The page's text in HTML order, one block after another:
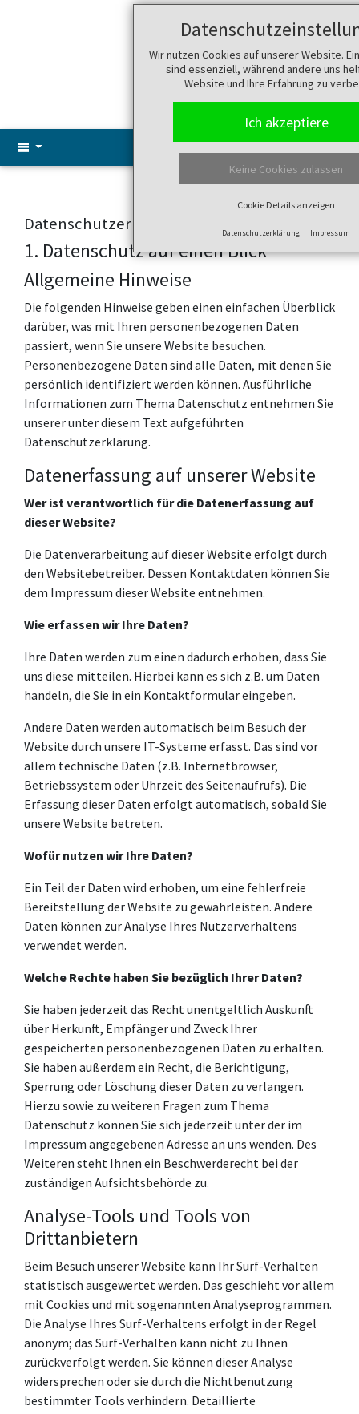
Wir nutzen Cookies auf unserer Website.
sind essenziell, während andere uns
Website und Ihre Erfahrung zu
Ich akzeptiere
Keine Cookies zulassen
Cookie Details anzeigen
Datenschutzerklärung Impressum
SucheMenü
Datenschutzerklärung
1. Datenschutz auf einen Blick
Allgemeine Hinweise
Die folgenden Hinweise geben einen einfachen Überblick
darüber, was mit Ihren personenbezogenen Daten
passiert, wenn Sie unsere Website besuchen.
Personenbezogene Daten sind alle Daten, mit denen Sie
persönlich identifiziert werden können. Ausführliche
Informationen zum Thema Datenschutz entnehmen Sie
unserer unter diesem Text aufgeführten
Datenschutzerklärung.
Datenerfassung auf unserer Website
Wer ist verantwortlich für die Datenerfassung auf
dieser Website?
Die Datenverarbeitung auf dieser Website erfolgt durch
den Websitebetreiber. Dessen Kontaktdaten können Sie
dem Impressum dieser Website entnehmen.
Wie erfassen wir Ihre Daten?
Ihre Daten werden zum einen dadurch erhoben, dass Sie
uns diese mitteilen. Hierbei kann es sich z.B. um Daten
handeln, die Sie in ein Kontaktformular eingeben.
Andere Daten werden automatisch beim Besuch der
Website durch unsere IT-Systeme erfasst. Das sind vor
allem technische Daten (z.B. Internetbrowser,
Betriebssystem oder Uhrzeit des Seitenaufrufs). Die
Erfassung dieser Daten erfolgt automatisch, sobald Sie
unsere Website betreten.
Wofür nutzen wir Ihre Daten?
Ein Teil der Daten wird erhoben, um eine fehlerfreie
Bereitstellung der Website zu gewährleisten. Andere
Daten können zur Analyse Ihres Nutzerverhaltens
verwendet werden.
Welche Rechte haben Sie bezüglich Ihrer Daten?
Sie haben jederzeit das Recht unentgeltlich Auskunft
über Herkunft, Empfänger und Zweck Ihrer
gespeicherten personenbezogenen Daten zu erhalten.
Sie haben außerdem ein Recht, die Berichtigung,
Sperrung oder Löschung dieser Daten zu verlangen.
Hierzu sowie zu weiteren Fragen zum Thema
Datenschutz können Sie sich jederzeit unter der im
Impressum angegebenen Adresse an uns wenden. Des
Weiteren steht Ihnen ein Beschwerderecht bei der
zuständigen Aufsichtsbehörde zu.
Analyse-Tools und Tools von
Drittanbietern
Beim Besuch unserer Website kann Ihr Surf-Verhalten
statistisch ausgewertet werden. Das geschieht vor allem
mit Cookies und mit sogenannten Analyseprogrammen.
Die Analyse Ihres Surf-Verhaltens erfolgt in der Regel
anonym; das Surf-Verhalten kann nicht zu Ihnen
zurückverfolgt werden. Sie können dieser Analyse
widersprechen oder sie durch die Nichtbenutzung
bestimmter Tools verhindern. Detaillierte